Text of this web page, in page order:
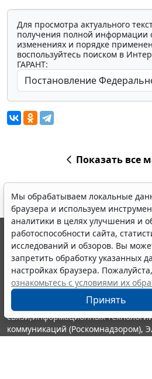
Для просмотра актуального
получения полной информации
изменениях и порядке
воспользуйтесь поиском в
ГАРАНТ:
Показать все
Мы обрабатываем локальные
браузера и используем
аналитики в целях улучшения и
работоспособности сайта,
исследований и обзоров. Вы
запретить обработку указанных
настройках браузера. Пожалуйста,
ознакомьтесь с условиями их
Принять
© ООО "НПП "ГАРАНТ-СЕРВИС",
выпускается с 1990 года.
являются участниками
информации ГАРАНТ.
Портал ГАРАНТ.РУ
издания Федеральной службой по
связи,информационных
коммуникаций (Роскомнадзором),